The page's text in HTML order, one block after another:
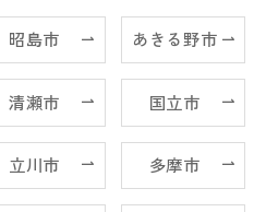
昭島市 あきる野市
清瀬市 国立市
立川市 多摩市